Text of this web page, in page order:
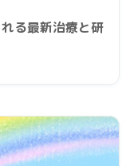
る最新治療と研